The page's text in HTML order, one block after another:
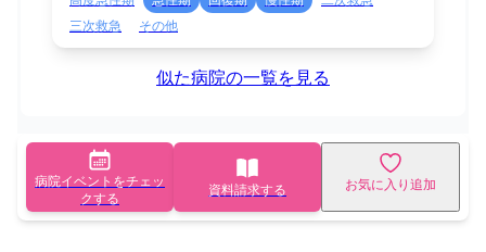
三次救急
その他
似た病院の一覧を見る
病院イベントをチェッ
クする
資料請求する お気に入り追加